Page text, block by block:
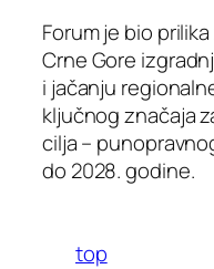
Forum je bio
Crne Gore
i jačanju
ključnog značaja
cilja –
do 2028. godine.
top